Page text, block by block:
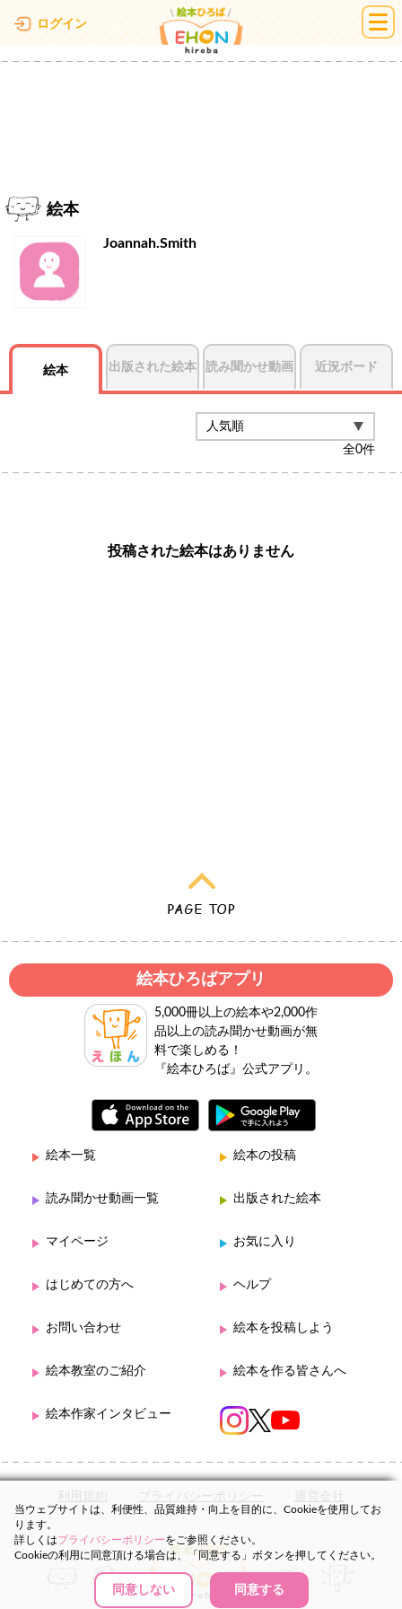
ログイン 絵本ひろば
絵本
Joannah.Smith
絵本 出版された絵本 読み聞かせ動画 近況ボード
全0件
投稿された絵本はありません
絵本ひろばアプリ
5,000冊以上の絵本や2,000作
品以上の読み聞かせ動画が無
料で楽しめる！
『絵本ひろば』公式アプリ。
絵本一覧 絵本の投稿
読み聞かせ動画一覧 出版された絵本
マイページ お気に入り
はじめての方へ ヘルプ
お問い合わせ 絵本を投稿しよう
絵本教室のご紹介 絵本を作る皆さんへ
絵本作家インタビュー
利用規約 プライバシーポリシー 運営会社
当ウェブサイトは、利便性、品質維持・向上を目的に、Cookieを使用してお
ります。
詳しくはプライバシーポリシーをご参照ください。
Cookieの利用に同意頂ける場合は、「同意する」ボタンを押してください。
同意しない 同意する